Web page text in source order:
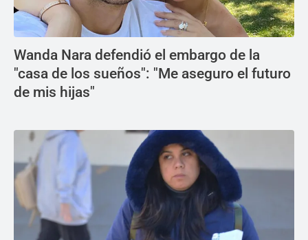
Wanda Nara defendió el embargo de la
"casa de los sueños": "Me aseguro el futuro
de mis hijas"